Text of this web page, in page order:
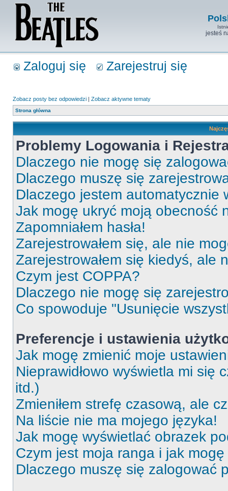
jesteś
Zaloguj się Zarejestruj się
Zobacz posty bez odpowiedzi | Zobacz aktywne tematy
Strona główna
Problemy Logowania i
Dlaczego nie mogę się
Dlaczego muszę się
Dlaczego jestem automatycznie
Jak mogę ukryć moją obecność
Zapomniałem hasła!
Zarejestrowałem się, ale nie
Zarejestrowałem się kiedyś, ale
Czym jest COPPA?
Dlaczego nie mogę się
Co spowoduje "Usunięcie
Preferencje i ustawienia
Jak mogę zmienić moje
Nieprawidłowo wyświetla mi się
itd.)
Zmieniłem strefę czasową, ale
Na liście nie ma mojego języka!
Jak mogę wyświetlać obrazek
Czym jest moja ranga i jak
Dlaczego muszę się zalogować